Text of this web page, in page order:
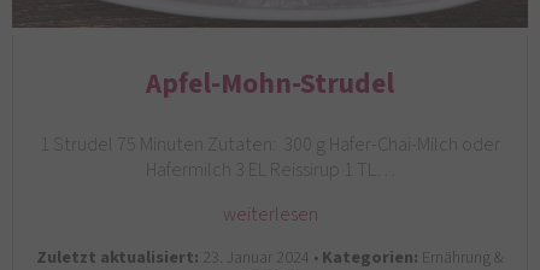
Apfel-Mohn-Strudel
1 Strudel 75 Minuten Zutaten: 300 g Hafer-Chai-Milch oder
Hafermilch 3 EL Reissirup 1 TL…
weiterlesen
Zuletzt aktualisiert: 23. Januar 2024 •Kategorien: Ernährung &